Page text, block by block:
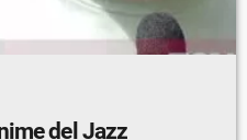
del Jazz